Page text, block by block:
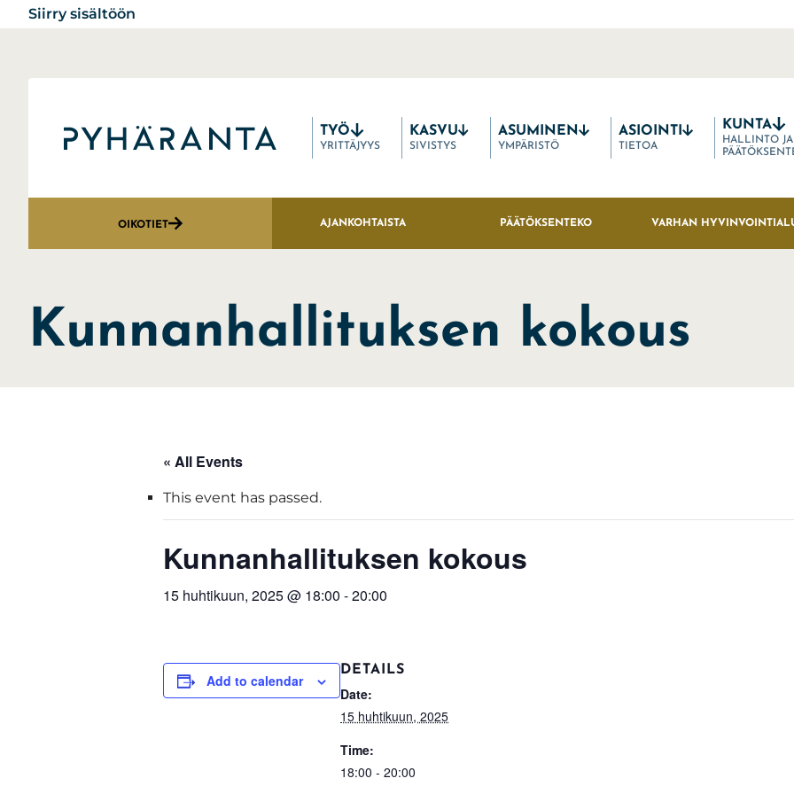
Siirry sisältöön
Etusivu
TYÖ
YRITTÄJYYS
KASVU
SIVISTYS
ASUMINEN
YMPÄRISTÖ
ASIOINTI
TIETOA
KUNTA
HALLINTO JA
OIKOTIET AJANKOHTAISTA PÄÄTÖKSENTEKO VARHAN
Kunnanhallituksen kokous
« All Events
This event has passed.
Kunnanhallituksen kokous
15 huhtikuun, 2025 @ 18:00 -20:00
Add to calendar
DETAILS
Date:
15 huhtikuun, 2025
Time:
18:00 - 20:00